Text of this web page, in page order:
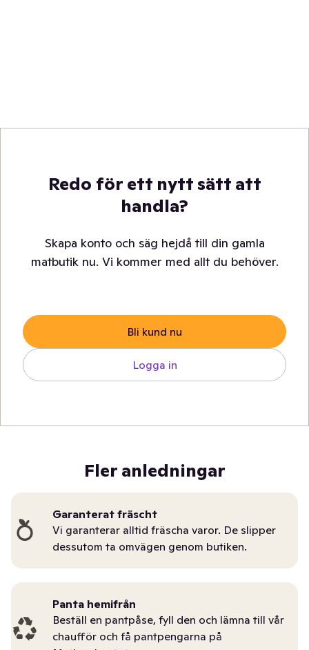
Redo för ett nytt sätt att
handla?
Skapa konto och säg hejdå till din gamla
matbutik nu. Vi kommer med allt du behöver.
Bli kund nu
Logga in
Fler anledningar
Garanterat fräscht
Vi garanterar alltid fräscha varor. De slipper
dessutom ta omvägen genom butiken.
Panta hemifrån
Beställ en pantpåse, fyll den och lämna till vår
chaufför och få pantpengarna på